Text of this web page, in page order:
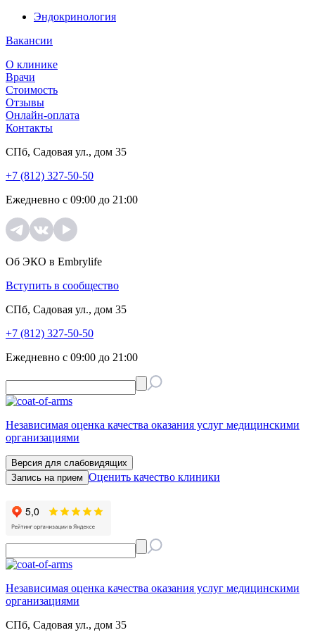
Эндокринология
Вакансии
О клинике
Врачи
Стоимость
Отзывы
Онлайн-оплата
Контакты
СПб, Садовая ул., дом 35
+7 (812) 327-50-50
Ежедневно с 09:00 до 21:00
Об ЭКО в Embrylife
Вступить в сообщество
СПб, Садовая ул., дом 35
+7 (812) 327-50-50
Ежедневно с 09:00 до 21:00
Независимая оценка качества оказания услуг медицинскими
организациями
Версия для слабовидящих
Запись на прием Оценить качество клиники
Независимая оценка качества оказания услуг медицинскими
организациями
СПб, Садовая ул., дом 35